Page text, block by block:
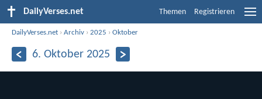
DailyVerses.net Themen Registrieren
DailyVerses.net ›Archiv ›2025 ›Oktober
6. Oktober 2025